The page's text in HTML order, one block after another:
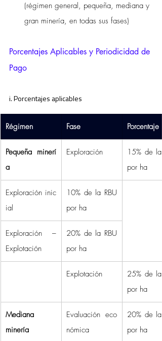
(régimen general, pequeña, mediana y
gran minería, en todas sus fases)
Porcentajes Aplicables y Periodicidad de
Pago
i. Porcentajes aplicables
Régimen Fase Porcentaje
Pequeña minerí
a
Exploración
15% de la
por ha
Exploración inic
ial
10% de la RBU
por ha
Exploración –
Explotación
20% de la RBU
por ha
Explotación
25% de la
por ha
Mediana
minería
Evaluación eco
nómica
20% de la
por ha